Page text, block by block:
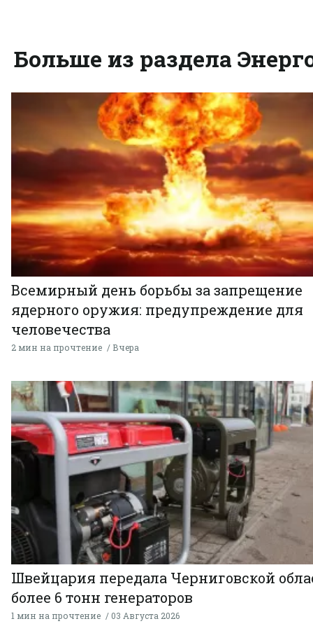
Больше из раздела
Всемирный день борьбы за запрещение
ядерного оружия: предупреждение для
человечества
2 мин на прочтение Вчера
Швейцария передала Черниговской
более 6 тонн генераторов
1 мин на прочтение 03 Августа 2026